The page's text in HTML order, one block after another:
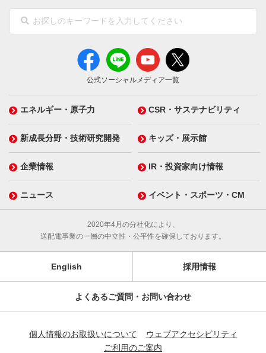
公式ソーシャルメディア一覧
エネルギー・原子力 CSR・サステナビリティ
新成長分野・技術研究開発 キッズ・展示館
企業情報 IR・投資家向け情報
ニュース イベント・スポーツ・CM
2020年4月の分社化により、
送配電事業の一層の中立性・公平性を確保しております。
English 採用情報
よくあるご質問・お問い合わせ
個人情報のお取扱いについて
ウェブアクセシビリティ
ご利用のご案内